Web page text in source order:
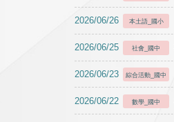
2026/06/26 本土語_國小
2026/06/25 社會_國中
2026/06/23 綜合活動_國中
2026/06/22 數學_國中